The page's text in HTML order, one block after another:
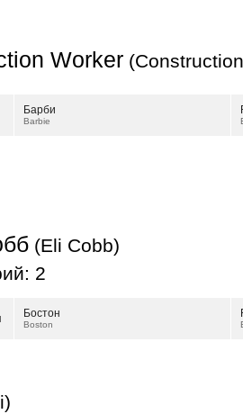
Worker
Барби
Barbie
(Eli Cobb)
2
Бостон
Boston